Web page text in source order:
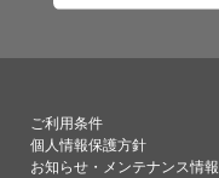
ご利用条件
個人情報保護方針
お知らせ・メンテナンス情報